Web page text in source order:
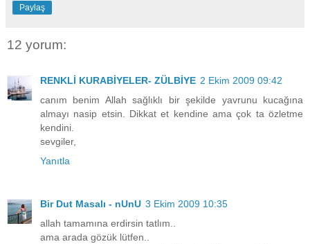
Paylaş
12 yorum:
RENKLİ KURABİYELER- ZÜLBİYE 2 Ekim 2009 09:42
canım benim Allah sağlıklı bir şekilde yavrunu kucağına
almayı nasip etsin. Dikkat et kendine ama çok ta özletme
kendini.
sevgiler,
Yanıtla
Bir Dut Masalı - nUnU 3 Ekim 2009 10:35
allah tamamına erdirsin tatlım..
ama arada gözük lütfen..